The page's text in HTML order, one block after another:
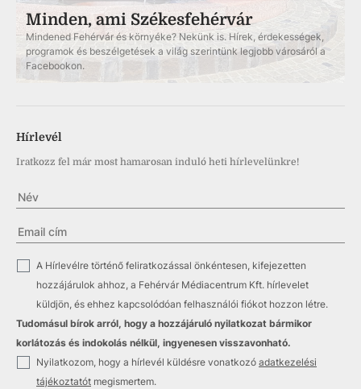
Minden, ami Székesfehérvár
Mindened Fehérvár és környéke? Nekünk is. Hírek, érdekességek,
programok és beszélgetések a világ szerintünk legjobb városáról a
Facebookon.
Hírlevél
Iratkozz fel már most hamarosan induló heti hírlevelünkre!
A Hírlevélre történő feliratkozással önkéntesen, kifejezetten
hozzájárulok ahhoz, a Fehérvár Médiacentrum Kft. hírlevelet
küldjön, és ehhez kapcsolódóan felhasználói fiókot hozzon létre.
Tudomásul bírok arról, hogy a hozzájáruló nyilatkozat bármikor
korlátozás és indokolás nélkül, ingyenesen visszavonható.
Nyilatkozom, hogy a hírlevél küldésre vonatkozó adatkezelési
tájékoztatót megismertem.